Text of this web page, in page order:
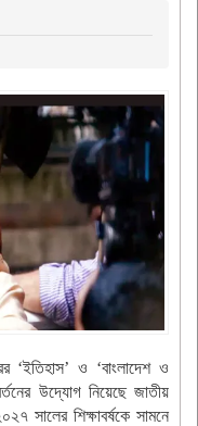
‘ইতিহাস’ ও ‘বাংলাদেশ ও
উদ্যোগ নিয়েছে জাতীয়
সালের শিক্ষাবর্ষকে সামনে